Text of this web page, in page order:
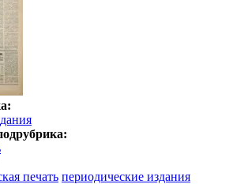
печать периодические издания